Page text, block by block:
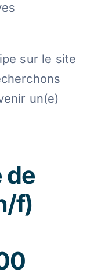
sur le site
un(e)
de
f)